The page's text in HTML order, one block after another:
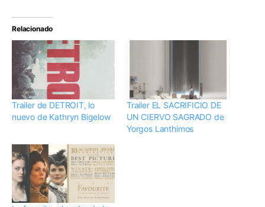
Relacionado
Trailer de DETROIT, lo
nuevo de Kathryn Bigelow
Trailer EL SACRIFICIO DE
UN CIERVO SAGRADO de
Yorgos Lanthimos